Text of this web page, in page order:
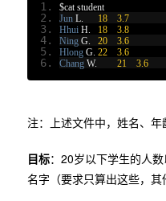
$cat student
Jun L. 18
3.7
Hhui H. 18
3.8
Ning G. 20
3.6
Hlong G. 22
3.6
Chang W. 21 3.6
注：上述文件中，姓名、年
目标：20岁以下学生的人
名字（要求只算出这些，其